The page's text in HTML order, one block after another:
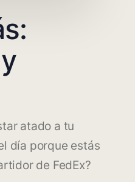
atado a tu
día porque estás
de FedEx?